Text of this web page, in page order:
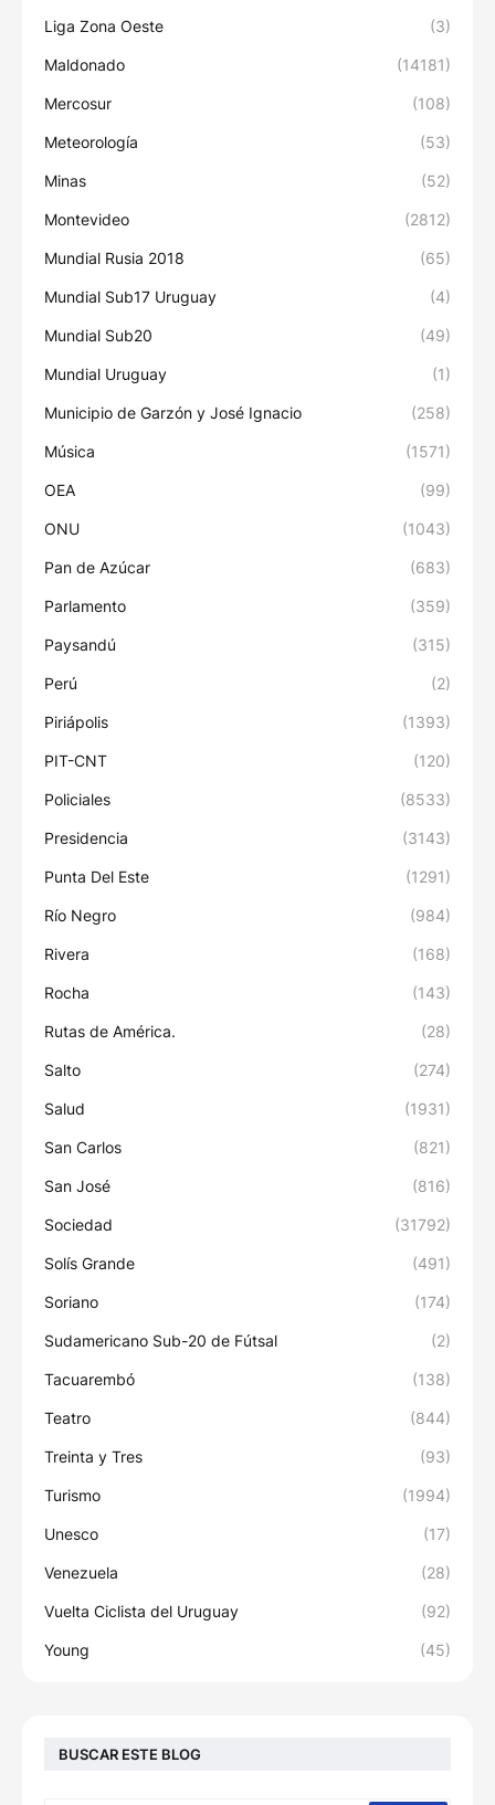
Liga Zona Oeste (3)
Maldonado (14181)
Mercosur (108)
Meteorología (53)
Minas (52)
Montevideo (2812)
Mundial Rusia 2018 (65)
Mundial Sub17 Uruguay (4)
Mundial Sub20 (49)
Mundial Uruguay (1)
Municipio de Garzón y José Ignacio (258)
Música (1571)
OEA (99)
ONU (1043)
Pan de Azúcar (683)
Parlamento (359)
Paysandú (315)
Perú (2)
Piriápolis (1393)
PIT-CNT (120)
Policiales (8533)
Presidencia (3143)
Punta Del Este (1291)
Río Negro (984)
Rivera (168)
Rocha (143)
Rutas de América. (28)
Salto (274)
Salud (1931)
San Carlos (821)
San José (816)
Sociedad (31792)
Solís Grande (491)
Soriano (174)
Sudamericano Sub-20 de Fútsal (2)
Tacuarembó (138)
Teatro (844)
Treinta y Tres (93)
Turismo (1994)
Unesco (17)
Venezuela (28)
Vuelta Ciclista del Uruguay (92)
Young (45)
BUSCAR ESTE BLOG